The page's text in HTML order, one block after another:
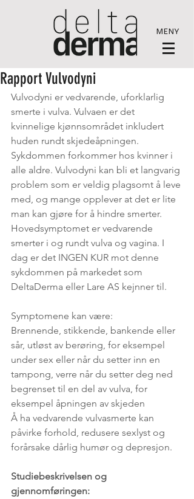
MENY
Rapport Vulvodyni
Vulvodyni er vedvarende, uforklarlig
smerte i vulva. Vulvaen er det
kvinnelige kjønnsområdet inkludert
huden rundt skjedeåpningen.
Sykdommen forkommer hos kvinner i
alle aldre. Vulvodyni kan bli et langvarig
problem som er veldig plagsomt å leve
med, og mange opplever at det er lite
man kan gjøre for å hindre smerter.
Hovedsymptomet er vedvarende
smerter i og rundt vulva og vagina. I
dag er det INGEN KUR mot denne
sykdommen på markedet som
DeltaDerma eller Lare AS kejnner til.
Symptomene kan være:
Brennende, stikkende, bankende eller
sår, utløst av berøring, for eksempel
under sex eller når du setter inn en
tampong, verre når du setter deg ned
begrenset til en del av vulva, for
eksempel åpningen av skjeden
Å ha vedvarende vulvasmerte kan
påvirke forhold, redusere sexlyst og
forårsake dårlig humør og depresjon.
Studiebeskrivelsen og
gjennomføringen: